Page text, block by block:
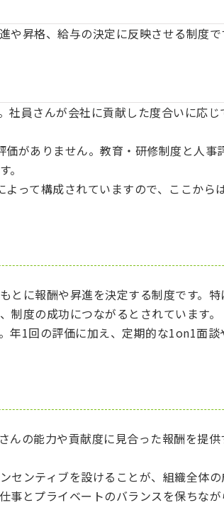
昇格、給与の決定に反映させる制度
員さんが会社に貢献した度合いに応
がありません。教育・研修制度と人
って構成されていますので、ここか
に報酬や昇進を決定する制度です。
度の成功につながるとされています。
年1回の評価に加え、定期的な1on1面
の能力や貢献度に見合った報酬を提
ンティブを設けることが、組織全体
とプライベートのバランスを保ちなが